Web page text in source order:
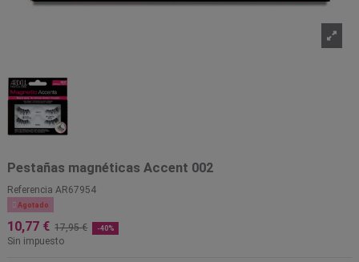
Pestañas magnéticas Accent 002
Referencia AR67954
 Agotado
10,77 € 17,95 € -40%
Sin impuesto